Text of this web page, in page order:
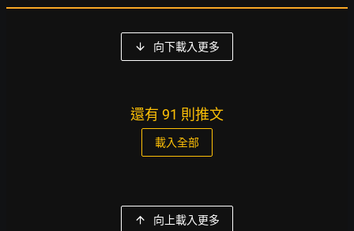
向下載入更多
還有 91 則推文
載入全部
向上載入更多